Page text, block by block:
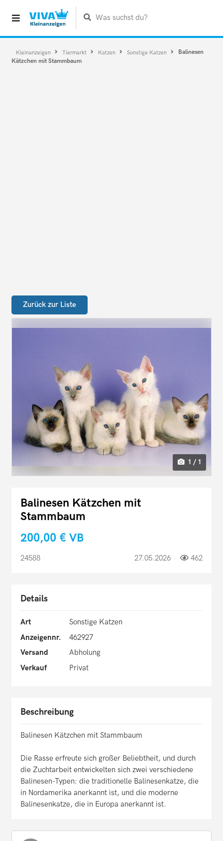
Was suchst du?
Kleinanzeigen Tiermarkt Katzen Sonstige Katzen
Balinesen
Kätzchen mit Stammbaum
Zurück zur Liste
1 / 1
Balinesen Kätzchen mit
Stammbaum
200,00 € VB
24588 27.05.2026 462
Details
Art
Sonstige Katzen
Anzeigennr.
462927
Versand
Abholung
Verkauf
Privat
Beschreibung
Balinesen Kätzchen mit Stammbaum
Die Rasse erfreute sich großer Beliebtheit, und durch
die Zuchtarbeit entwickelten sich zwei verschiedene
Balinesen-Typen: die traditionelle Balinesenkatze, die
in Nordamerika anerkannt ist, und die moderne
Balinesenkatze, die in Europa anerkannt ist.